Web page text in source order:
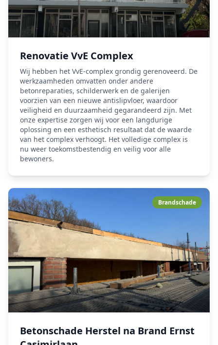
Renovatie VvE Complex
Wij hebben het VvE-complex grondig gerenoveerd. De
werkzaamheden omvatten onder andere
betonreparaties, schilderwerk en de galerijen
voorzien van een nieuwe antislipvloer, waardoor
veiligheid en duurzaamheid gegarandeerd zijn. Met
onze expertise zorgen wij voor een langdurige
oplossing en een esthetisch resultaat dat de waarde
van het complex verhoogt. Het volledige complex is
nu weer toekomstbestendig en veilig voor alle
bewoners.
Brandschade
Betonschade Herstel na Brand Ernst